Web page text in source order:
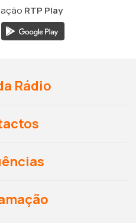
RTP Play
Rádio